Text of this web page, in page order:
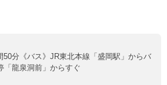
50分《バス》JR東北本線「盛岡駅」からバ
「龍泉洞前」からすぐ